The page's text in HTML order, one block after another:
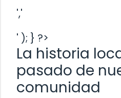
','
' ); } ?>
La historia
pasado de
comunidad